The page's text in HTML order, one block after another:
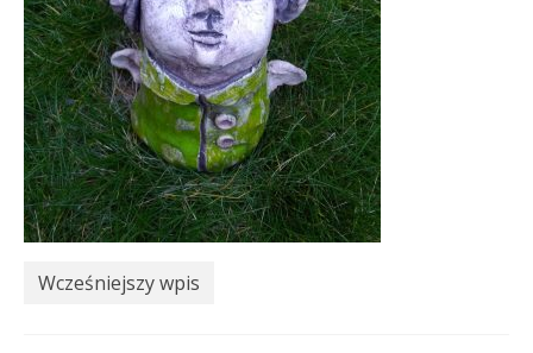
Wcześniejszy wpis